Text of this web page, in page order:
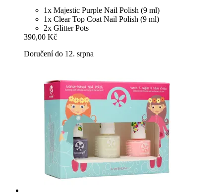
1x Majestic Purple Nail Polish (9 ml)
1x Clear Top Coat Nail Polish (9 ml)
2x Glitter Pots
390,00 Kč
Doručení do 12. srpna